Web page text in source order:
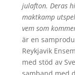
julafton. Deras
maktkamp
vem som
är en
Reykjavik
med stöd av
samband med